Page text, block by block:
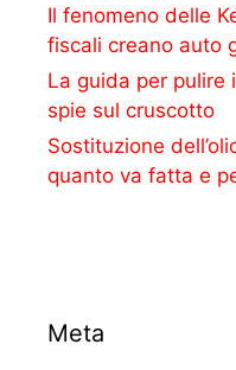
Il fenomeno delle
fiscali creano auto
La guida per pulire
spie sul cruscotto
Sostituzione
quanto va fatta e
Meta